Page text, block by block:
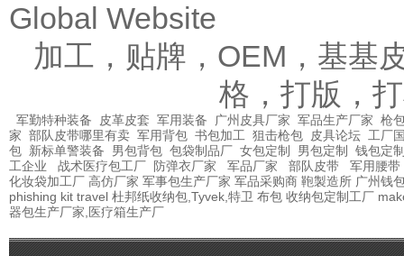
Global Website
加工，贴牌，OEM，基基
格，打版，
军勤特种装备 皮革皮套 军用装备 广州皮具厂家 军品生产厂家 枪
家 部队皮带哪里有卖 军用背包 书包加工 狙击枪包 皮具论坛 工厂
包 新标单警装备 男包背包 包袋制品厂 女包定制 男包定制
钱包定
工企业
战术医疗包工厂 防弹衣厂家 军品厂家 部队皮带
军用腰带
化妆袋加工厂 高仿厂家 军事包生产厂家 军品采购商 鞄製造所 广州钱
phishing kit travel 杜邦纸收纳包,Tyvek,特卫 布包 收纳包定制工厂
器包生产厂家,医疗箱生产厂